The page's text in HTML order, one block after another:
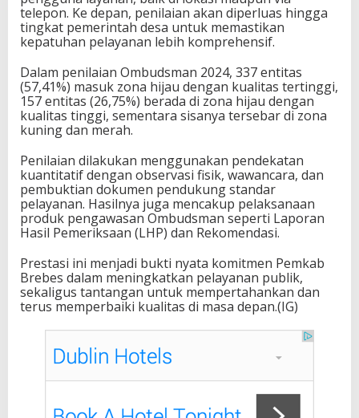
telepon. Ke depan, penilaian akan diperluas hingga
tingkat pemerintah desa untuk memastikan
kepatuhan pelayanan lebih komprehensif.
Dalam penilaian Ombudsman 2024, 337 entitas
(57,41%) masuk zona hijau dengan kualitas tertinggi,
157 entitas (26,75%) berada di zona hijau dengan
kualitas tinggi, sementara sisanya tersebar di zona
kuning dan merah.
Penilaian dilakukan menggunakan pendekatan
kuantitatif dengan observasi fisik, wawancara, dan
pembuktian dokumen pendukung standar
pelayanan. Hasilnya juga mencakup pelaksanaan
produk pengawasan Ombudsman seperti Laporan
Hasil Pemeriksaan (LHP) dan Rekomendasi.
Prestasi ini menjadi bukti nyata komitmen Pemkab
Brebes dalam meningkatkan pelayanan publik,
sekaligus tantangan untuk mempertahankan dan
terus memperbaiki kualitas di masa depan.(IG)